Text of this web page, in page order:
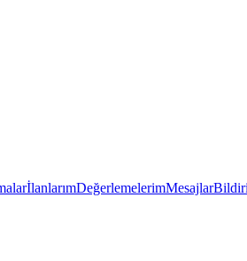
İlanlarımDeğerlemelerimMesajlar